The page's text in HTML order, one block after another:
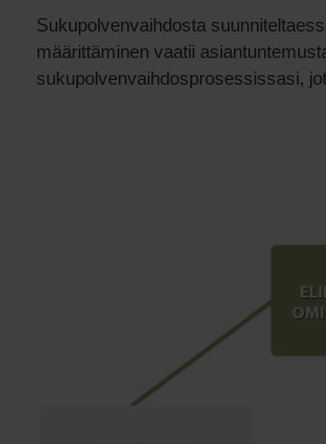
Sukupolvenvaihdosta
määrittäminen vaatii
sukupolvenvaihdosprosessissasi,